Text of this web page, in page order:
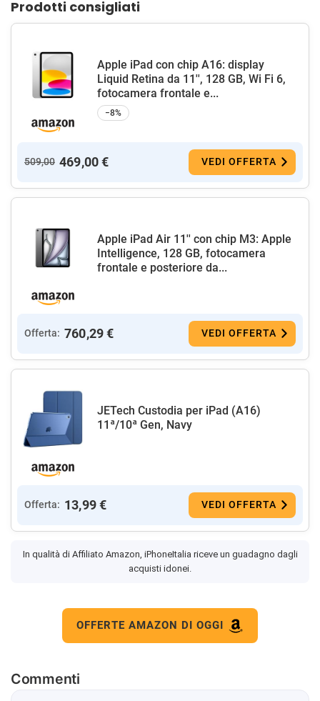
Prodotti consigliati
Apple iPad con chip A16: display
Liquid Retina da 11'', 128 GB, Wi Fi 6,
fotocamera frontale e...
−8%
509,00 469,00 € VEDI OFFERTA
Apple iPad Air 11'' con chip M3: Apple
Intelligence, 128 GB, fotocamera
frontale e posteriore da...
Offerta: 760,29 € VEDI OFFERTA
JETech Custodia per iPad (A16)
11ª/10ª Gen, Navy
Offerta: 13,99 € VEDI OFFERTA
In qualità di Affiliato Amazon, iPhoneItalia riceve un guadagno dagli
acquisti idonei.
OFFERTE AMAZON DI OGGI
Commenti